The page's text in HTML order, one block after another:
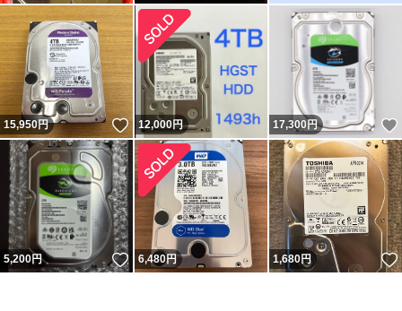
15,950円 いいね！
12,000円 17,300円
5,200円 いいね！
6,480円 1,680円